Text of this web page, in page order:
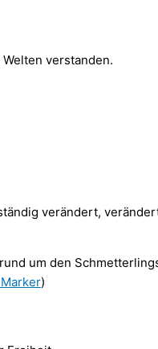
verstanden.
verändert,
um den
)